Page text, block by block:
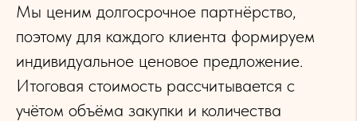
Мы ценим долгосрочное партнёрство,
поэтому для каждого клиента формируем
индивидуальное ценовое предложение.
Итоговая стоимость рассчитывается с
учётом объёма закупки и количества